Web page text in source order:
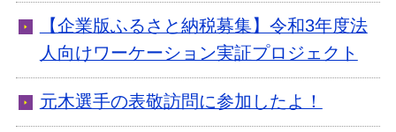
【企業版ふるさと納税募集】令和3年度法
人向けワーケーション実証プロジェクト
元木選手の表敬訪問に参加したよ！